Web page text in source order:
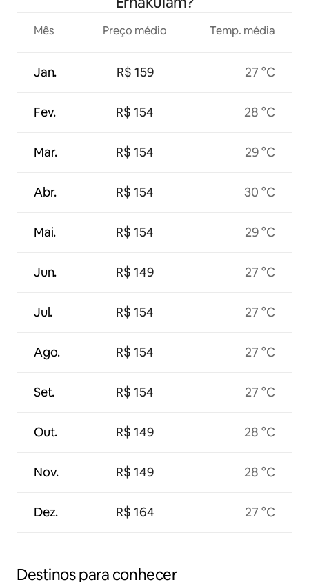
Mês
Jan.
Fev.
Mar.
Abr.
Mai.
Jun.
Jul.
Ago.
Set.
Out.
Nov.
Dez.
Preço médio
R$ 159
R$ 154
R$ 154
R$ 154
R$ 154
R$ 149
R$ 154
R$ 154
R$ 154
R$ 149
R$ 149
R$ 164
Temp. média
27 °C
28 °C
29 °C
30 °C
29 °C
27 °C
27 °C
27 °C
27 °C
28 °C
28 °C
27 °C
Destinos para conhecer